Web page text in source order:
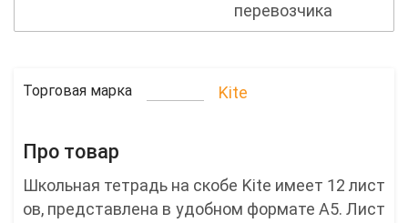
перевозчика
Торговая марка Kite
Про товар
Школьная тетрадь на скобе Kite имеет 12 лист
ов, представлена в удобном формате А5. Лист